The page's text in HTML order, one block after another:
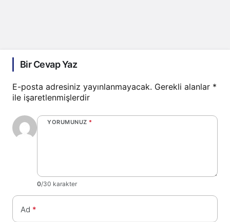
Bir Cevap Yaz
E-posta adresiniz yayınlanmayacak. Gerekli alanlar *
ile işaretlenmişlerdir
YORUMUNUZ *
0/30 karakter
Ad *